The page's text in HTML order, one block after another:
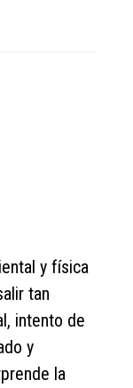
y física
tan
intento de
y
la